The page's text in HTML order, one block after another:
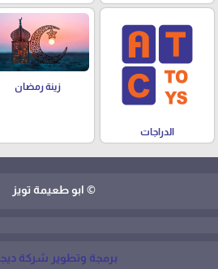
الدراجات
زينة رمضان
© ابو طعيمة تويز
برمجة وتطوير شركة